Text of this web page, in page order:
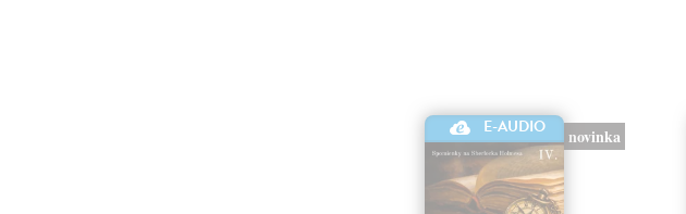
E-AUDIO novinka